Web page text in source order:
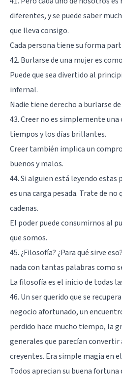
diferentes, y se puede saber
que lleva consigo.
Cada persona tiene su forma
42. Burlarse de una mujer es
Puede que sea divertido al
infernal.
Nadie tiene derecho a burlarse
43. Creer no es simplemente una
tiempos y los días brillantes.
Creer también implica un
buenos y malos.
44. Si alguien está leyendo estas
es una carga pesada. Trate de no
cadenas.
El poder puede consumirnos al
que somos.
45. ¿Filosofía? ¿Para qué sirve
nada con tantas palabras como
La filosofía es el inicio de todas
46. Un ser querido que se
negocio afortunado, un
perdido hace mucho tiempo, la
generales que parecían convertir
creyentes. Era simple magia en
Todos aprecian su buena